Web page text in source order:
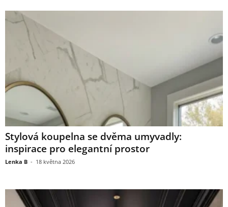
Stylová koupelna se dvěma umyvadly:
inspirace pro elegantní prostor
Lenka B - 18 května 2026